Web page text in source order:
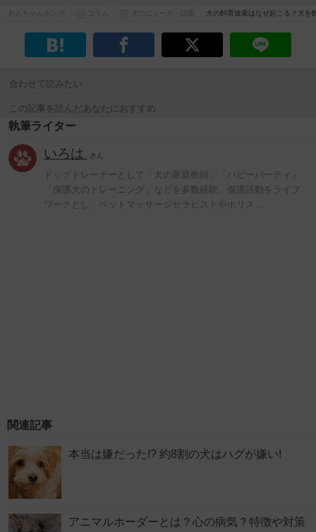
犬の飼育放棄はなぜ起こる？犬を
合わせて読みたい
この記事を読んだあなたにおすすめ
執筆ライター
いろは さん
ドッグトレーナーとして「犬の家庭教師」「パピーパーティ」
「保護犬のトレーニング」などを多数経験。保護活動をライフ
ワークとし、ペットマッサージセラピストやホリス…
関連記事
本当は嫌だった!? 約8割の犬はハグが嫌い!
アニマルホーダーとは？心の病気？特徴や対策